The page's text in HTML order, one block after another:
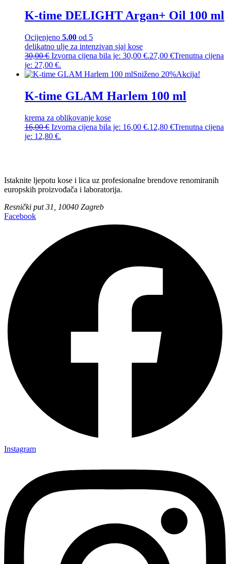
K-time DELIGHT Argan+ Oil 100 ml
Ocijenjeno 5.00 od 5
delikatno ulje za intenzivan sjaj kose
30,00€ Izvorna cijena bila je: 30,00 €.27,00 €Trenutna cijena
je: 27,00 €.
Sniženo 20%Akcija!
K-time GLAM Harlem 100 ml
krema za oblikovanje kose
16,00€ Izvorna cijena bila je: 16,00 €.12,80 €Trenutna cijena
je: 12,80 €.
Istaknite ljepotu kose i lica uz profesionalne brendove renomiranih
europskih proizvođača i laboratorija.
Resnički put 31, 10040 Zagreb
Facebook
Instagram